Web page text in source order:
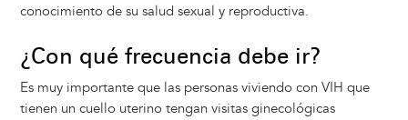
conocimiento de su salud sexual y reproductiva.
¿Con qué frecuencia debe ir?
Es muy importante que las personas viviendo con VIH que
tienen un cuello uterino tengan visitas ginecológicas